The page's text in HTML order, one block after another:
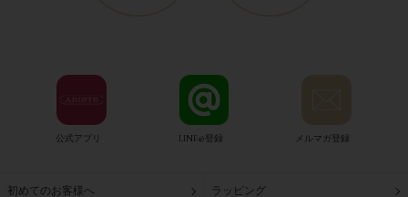
公式アプリ LINE@登録 メルマガ登録
初めてのお客様へ ラッピング